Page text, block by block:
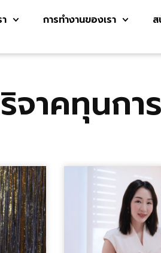
การทำงานของเรา
จาคทุนกา